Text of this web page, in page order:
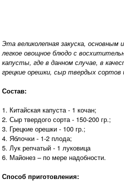
Эта великолепная закуска,
легкое овощное блюдо с
капусты, где в данном случае, в
грецкие орешки, сыр твердых сортов
Состав:
1. Китайская капуста - 1 кочан;
2. Сыр твердого сорта - 150-200 гр.;
3. Грецкие орешки - 100 гр.;
4. Яблочки - 1-2 плода;
5. Лук репчатый - 1 луковица
6. Майонез – по мере надобности.
Способ приготовления: